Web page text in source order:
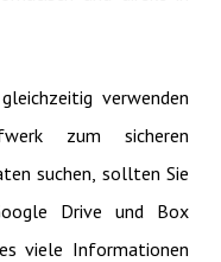
verwenden
zum sicheren
suchen, sollten Sie
Drive und Box
viele Informationen